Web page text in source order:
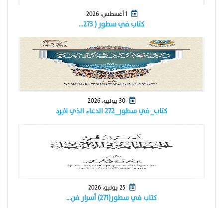
1 أغسطس، 2026
كتاب في سطور ( ٢٧٣…
كتاب_في سطور_٢٧٢ الدعاء الذي لايرد
كتاب في سطور(٢٧١) أسرار فن…